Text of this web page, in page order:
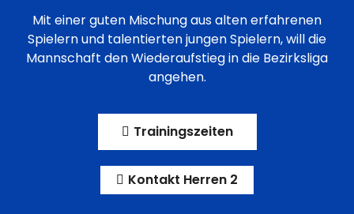
Mit einer guten Mischung aus alten erfahrenen
Spielern und talentierten jungen Spielern, will die
Mannschaft den Wiederaufstieg in die Bezirksliga
angehen.
Trainingszeiten
Kontakt Herren 2